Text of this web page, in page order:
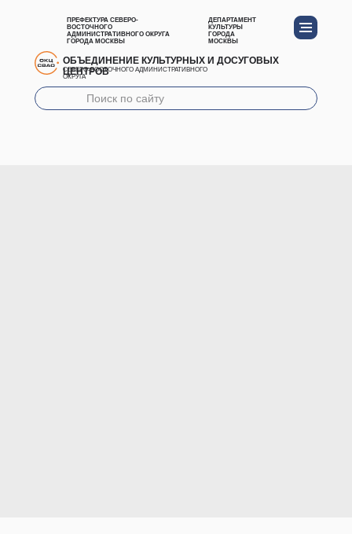
ПРЕФЕКТУРА СЕВЕРО-
ВОСТОЧНОГО
АДМИНИСТРАТИВНОГО ОКРУГА
ГОРОДА МОСКВЫ
ДЕПАРТАМЕНТ
КУЛЬТУРЫ
ГОРОДА
МОСКВЫ
ОБЪЕДИНЕНИЕ КУЛЬТУРНЫХ И ДОСУГОВЫХ
ЦЕНТРОВ
СЕВЕРО-ВОСТОЧНОГО АДМИНИСТРАТИВНОГО
ОКРУГА